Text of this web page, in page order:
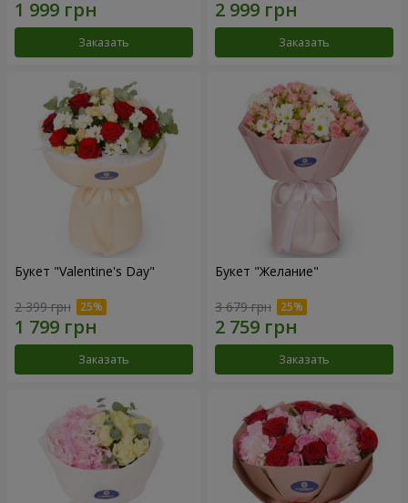
Заказать Заказать
Букет "Valentine's Day"
2 399 грн
Заказать
Букет "Желание"
3 679 грн
Заказать